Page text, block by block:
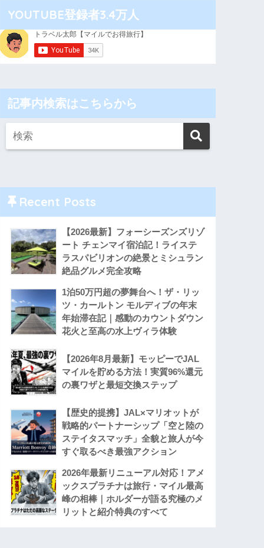
YOUTUBE登録者3.4万人
記事内検索はこちらから
Recent Posts
【2026最新】フォーシーズンズリゾ
ート チェンマイ宿泊記！ライステ
ラスパビリオンの絶景とミシュラン
絶品グルメ完全攻略
1泊50万円超の夢舞台へ！ザ・リッ
ツ・カールトン モルディブの年末
年始滞在記｜感動のカウントダウン
花火と至高の水上ヴィラ体験
【2026年8月最新】モッピーでJAL
マイルを貯める方法！実質96%還元
の裏ワザと最短交換ステップ
【歴史的提携】JAL×マリオットが
戦略的パートナーシップ「空と陸の
ステイタスマッチ」全貌と旅人が今
すぐ取るべき最強アクション
2026年最新リニューアル対応！アメ
ックスプラチナは旅行・マイル最高
峰の相棒｜ホルダーが語る究極のメ
リットと紹介特典のすべて